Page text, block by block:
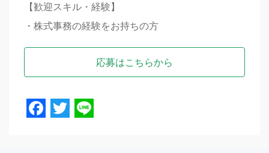
【歓迎スキル・経験】
・株式事務の経験をお持ちの方
応募はこちらから
Facebook
Twitter